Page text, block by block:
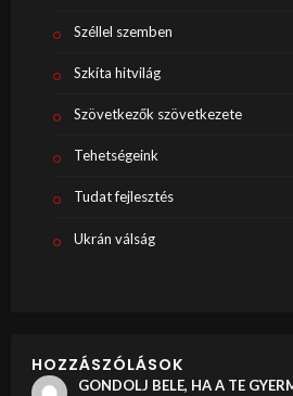
Széllel szemben
Szkíta hitvilág
Szövetkezők szövetkezete
Tehetségeink
Tudat fejlesztés
Ukrán válság
HOZZÁSZÓLÁSOK
GONDOLJ BELE, HA A TE